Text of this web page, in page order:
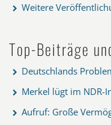
Weitere
Top-Beiträge
Deutschlands
Merkel lügt im NDR-
Aufruf: Große